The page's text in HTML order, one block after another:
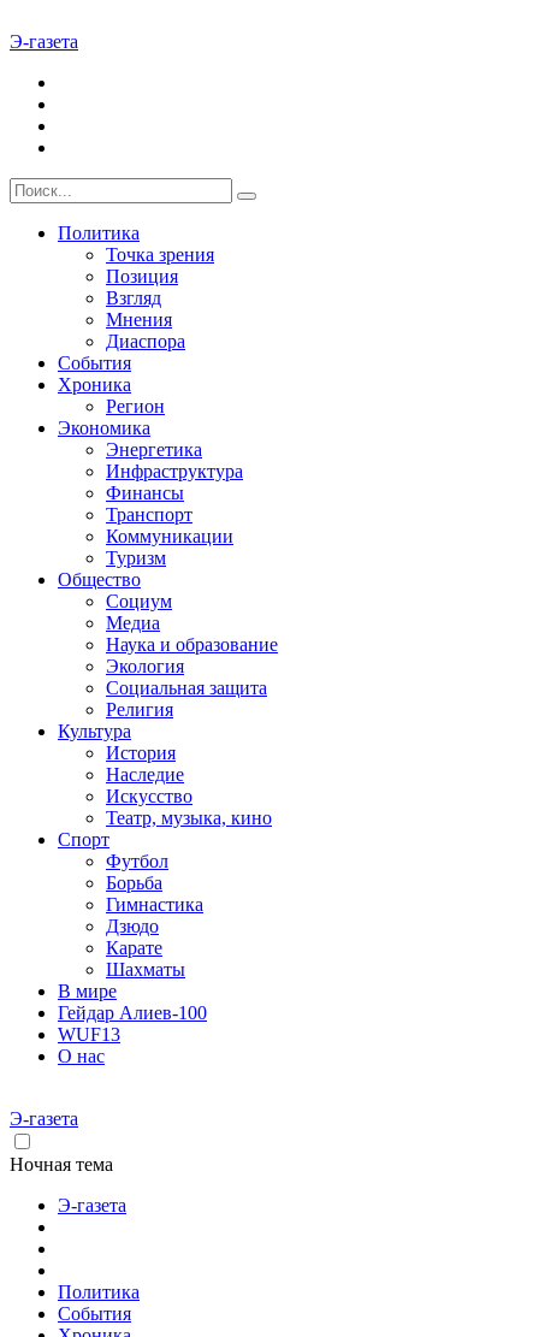
Э-газета
Политика
Точка зрения
Позиция
Взгляд
Мнения
Диаспора
События
Хроника
Регион
Экономика
Энергетика
Инфраструктура
Финансы
Транспорт
Коммуникации
Туризм
Общество
Социум
Медиа
Наука и образование
Экология
Социальная защита
Религия
Культура
История
Наследие
Искусство
Театр, музыка, кино
Спорт
Футбол
Борьба
Гимнастика
Дзюдо
Карате
Шахматы
В мире
Гейдар Алиев-100
WUF13
О нас
Э-газета
Ночная тема
Э-газета
Политика
События